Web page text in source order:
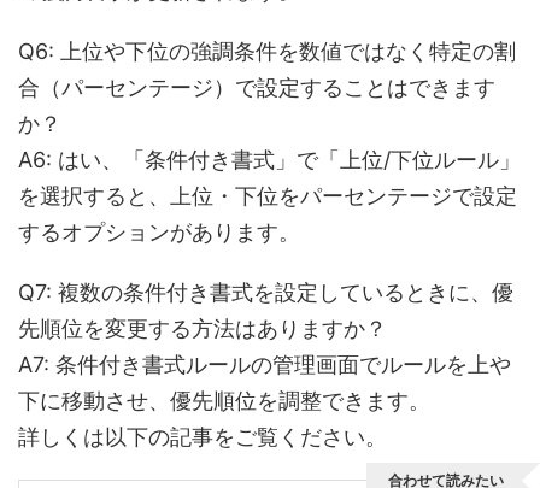
Q6: 上位や下位の強調条件を数値ではなく特定の割
合（パーセンテージ）で設定することはできます
か？
A6: はい、「条件付き書式」で「上位/下位ルール」
を選択すると、上位・下位をパーセンテージで設定
するオプションがあります。
Q7: 複数の条件付き書式を設定しているときに、優
先順位を変更する方法はありますか？
A7: 条件付き書式ルールの管理画面でルールを上や
下に移動させ、優先順位を調整できます。
詳しくは以下の記事をご覧ください。
合わせて読みたい